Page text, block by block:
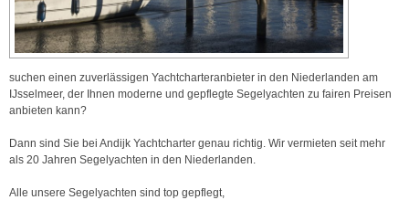
suchen einen zuverlässigen Yachtcharteranbieter in den Niederlanden am
IJsselmeer, der Ihnen moderne und gepflegte Segelyachten zu fairen Preisen
anbieten kann?
Dann sind Sie bei Andijk Yachtcharter genau richtig. Wir vermieten seit mehr
als 20 Jahren Segelyachten in den Niederlanden.
Alle unsere Segelyachten sind top gepflegt,